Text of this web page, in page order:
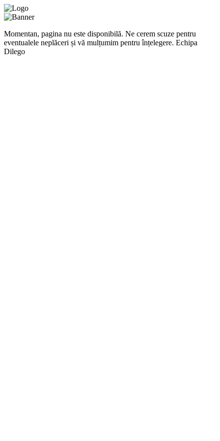
Momentan, pagina nu este disponibilă. Ne cerem scuze pentru
eventualele neplăceri și vă mulțumim pentru înțelegere. Echipa
Dilego